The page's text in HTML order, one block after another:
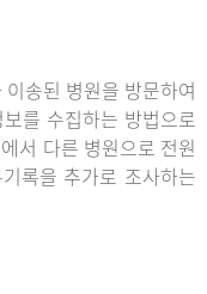
송된 병원을 방문하여
를 수집하는 방법으로
서 다른 병원으로 전원
록을 추가로 조사하는